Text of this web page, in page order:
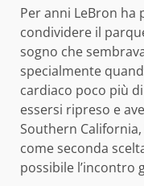
Per anni LeBron ha
condividere il
sogno che
specialmente
cardiaco poco più
essersi ripreso e
Southern
come seconda
possibile l’incontro